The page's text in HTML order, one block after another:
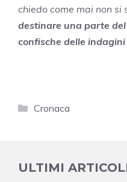
chiedo come mai non si
destinare una parte
confische delle
Categorie
Cronaca
ULTIMI